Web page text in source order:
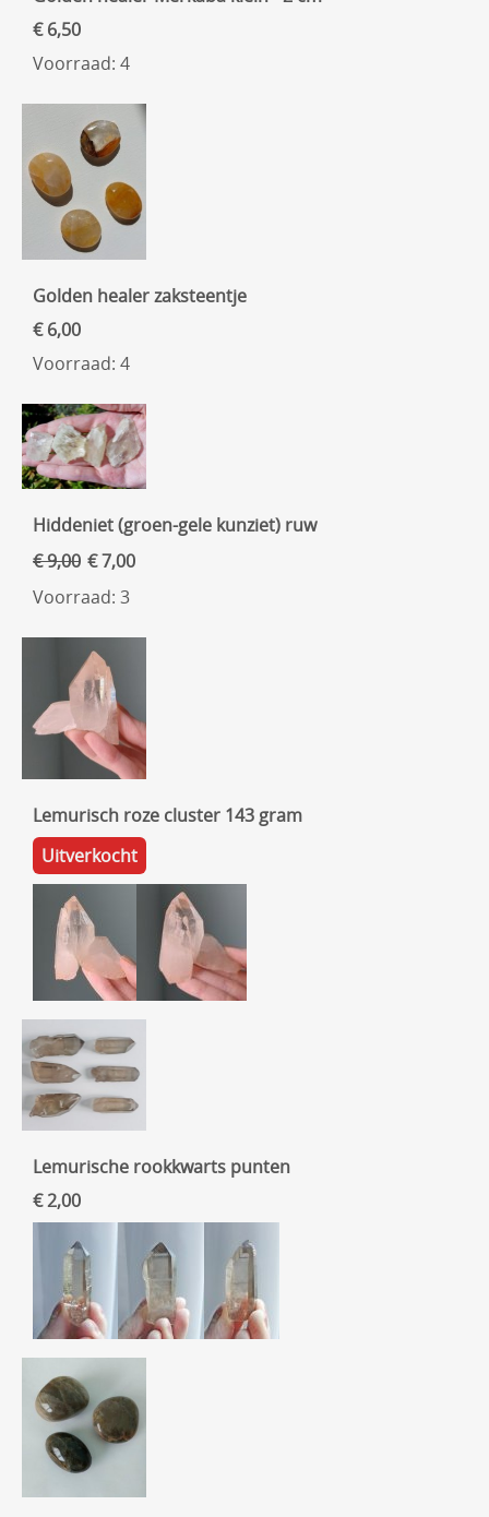
€ 6,50
Voorraad: 4
Golden healer zaksteentje
€ 6,00
Voorraad: 4
Hiddeniet (groen-gele kunziet) ruw
€ 9,00 € 7,00
Voorraad: 3
Lemurisch roze cluster 143 gram
Uitverkocht
Lemurische rookkwarts punten
€ 2,00